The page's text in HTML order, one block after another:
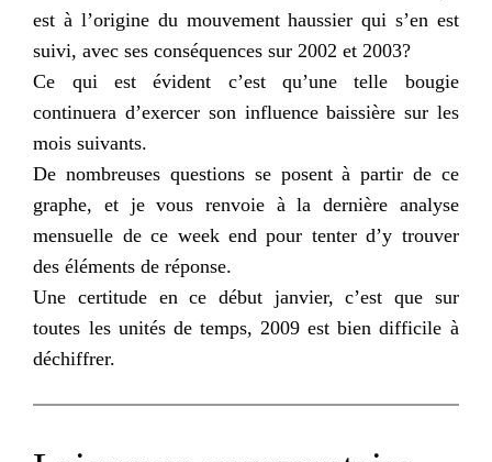
est à l’origine du mouvement haussier qui s’en est
suivi, avec ses conséquences sur 2002 et 2003?
Ce qui est évident c’est qu’une telle bougie
continuera d’exercer son influence baissière sur les
mois suivants.
De nombreuses questions se posent à partir de ce
graphe, et je vous renvoie à la dernière analyse
mensuelle de ce week end pour tenter d’y trouver
des éléments de réponse.
Une certitude en ce début janvier, c’est que sur
toutes les unités de temps, 2009 est bien difficile à
déchiffrer.